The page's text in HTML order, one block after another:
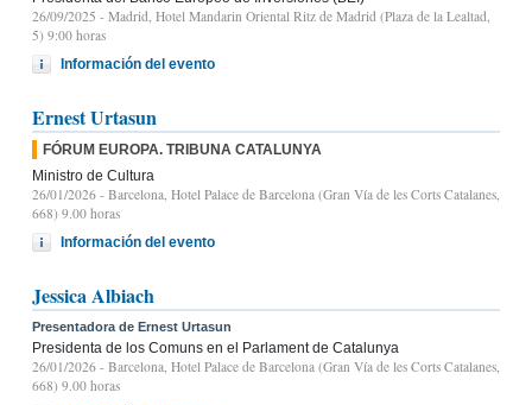
26/09/2025 - Madrid, Hotel Mandarin Oriental Ritz de Madrid (Plaza de la Lealtad,
5) 9:00 horas
Información del evento
Ernest Urtasun
FÓRUM EUROPA. TRIBUNA CATALUNYA
Ministro de Cultura
26/01/2026 - Barcelona, Hotel Palace de Barcelona (Gran Vía de les Corts Catalanes,
668) 9.00 horas
Información del evento
Jessica Albiach
Presentadora de Ernest Urtasun
Presidenta de los Comuns en el Parlament de Catalunya
26/01/2026 - Barcelona, Hotel Palace de Barcelona (Gran Vía de les Corts Catalanes,
668) 9.00 horas